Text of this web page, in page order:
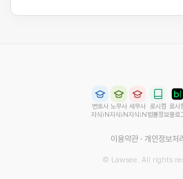
변호사
지식iN
노무사
지식iN
세무사
지식iN
로시컴
법률정보
로시
블로
이용약관· 개인정보처
© Lawsee. All rights